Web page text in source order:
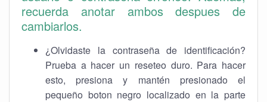
recuerda anotar ambos despues de
cambiarlos.
¿Olvidaste la contraseña de identificación?
Prueba a hacer un reseteo duro. Para hacer
esto, presiona y mantén presionado el
pequeño boton negro localizado en la parte